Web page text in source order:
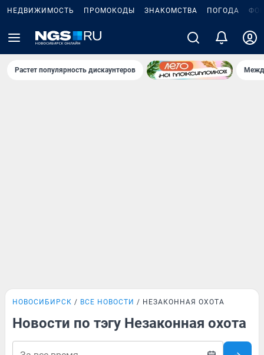
НЕДВИЖИМОСТЬ ПРОМОКОДЫ ЗНАКОМСТВА ПОГОДА
Растет популярность дискаунтеров
НОВОСИБИРСК ВСЕ НОВОСТИ НЕЗАКОННАЯ ОХОТА
Новости по тэгу Незаконная охота